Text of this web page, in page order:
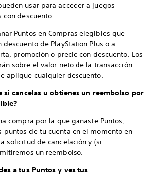
usar para acceder a juegos
con descuento.
Puntos en Compras elegibles que
descuento de PlayStation Plus o a
promoción o precio con descuento. Los
sobre el valor neto de la transacción
aplique cualquier descuento.
cancelas u obtienes un reembolso por
compra por la que ganaste Puntos,
puntos de tu cuenta en el momento en
solicitud de cancelación y (si
un reembolso.
a tus Puntos y ves tus